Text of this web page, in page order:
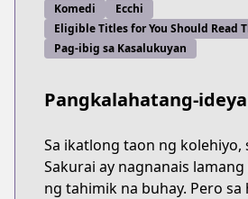
Komedi
Ecchi
Eligible Titles for You Should Read
Pag-ibig sa Kasalukuyan
Pangkalahatang-ideya
Sa ikatlong taon ng kolehiyo,
Sakurai ay nagnanais
ng tahimik na buhay. Pero sa